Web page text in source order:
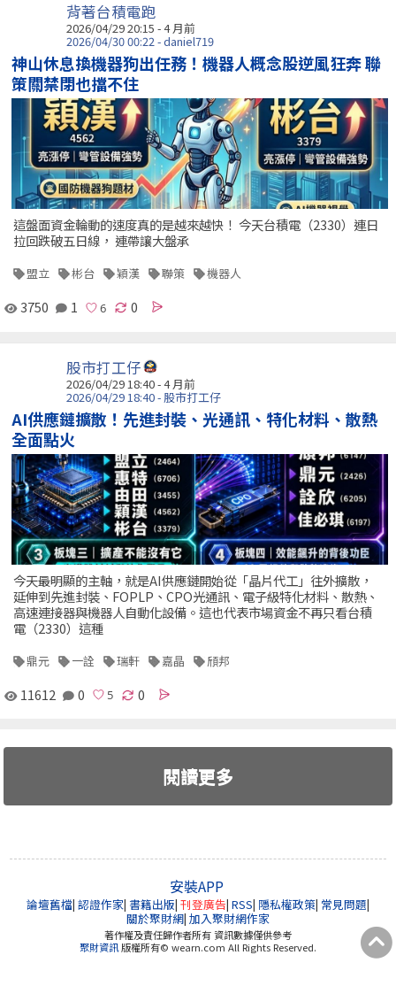
背著台積電跑
2026/04/29 20:15 - 4 月前
2026/04/30 00:22 - daniel719
神山休息換機器狗出任務！機器人概念股逆風狂奔 聯
策關禁閉也擋不住
這盤面資金輪動的速度真的是越來越快！ 今天台積電（2330）連日
拉回跌破五日線， 連帶讓大盤承
盟立 彬台 穎漢 聯策 機器人
3750 1 0
股市打工仔
2026/04/29 18:40 - 4 月前
2026/04/29 18:40 - 股市打工仔
AI供應鏈擴散！先進封裝、光通訊、特化材料、散熱
全面點火
今天最明顯的主軸，就是AI供應鏈開始從「晶片代工」往外擴散，
延伸到先進封裝、FOPLP、CPO光通訊、電子級特化材料、散熱、
高速連接器與機器人自動化設備。這也代表市場資金不再只看台積
電（2330）這種
鼎元 一詮 瑞軒 嘉晶 頎邦
11612 0 0
閱讀更多
安裝APP
論壇舊檔| 認證作家| 書籍出版| 刊登廣告| RSS| 隱私權政策| 常見問題|
關於聚財網| 加入聚財網作家
著作權及責任歸作者所有 資訊數據僅供參考
聚財資訊版權所有© wearn.com All Rights Reserved.